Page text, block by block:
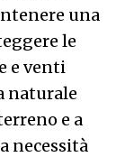
una
le
e venti
naturale
e a
necessità